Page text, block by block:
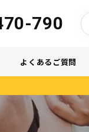
790
よくあるご質問